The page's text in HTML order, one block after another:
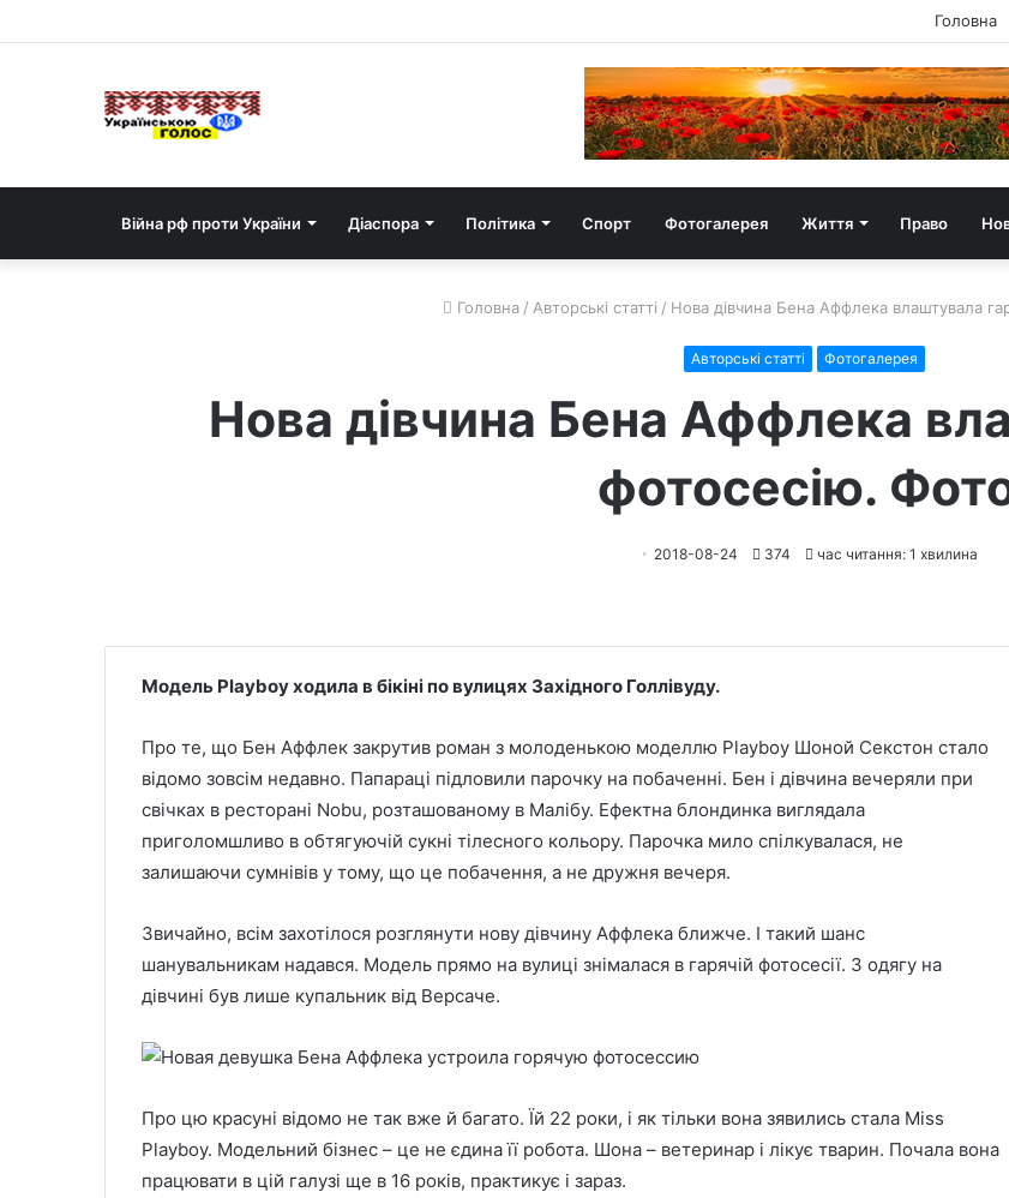
Головна
Війна рф проти України Діаспора Політика Спорт Фотогалерея Життя Право
Головна / Авторські статті / Нова дівчина Бена Аффлека влаштувала
Авторські статті Фотогалерея
Нова дівчина Бена Аффлека
фотосесію.
2018-08-24 374 час читання: 1 хвилина
Модель Playboy ходила в бікіні по вулицях Західного Голлівуду.
Про те, що Бен Аффлек закрутив роман з молоденькою моделлю Playboy Шоной Секстон стало
відомо зовсім недавно. Папараці підловили парочку на побаченні. Бен і дівчина вечеряли при
свічках в ресторані Nobu, розташованому в Малібу. Ефектна блондинка виглядала
приголомшливо в обтягуючій сукні тілесного кольору. Парочка мило спілкувалася, не
залишаючи сумнівів у тому, що це побачення, а не дружня вечеря.
Звичайно, всім захотілося розглянути нову дівчину Аффлека ближче. І такий шанс
шанувальникам надався. Модель прямо на вулиці знімалася в гарячій фотосесії. З одягу на
дівчині був лише купальник від Версаче.
Про цю красуні відомо не так вже й багато. Їй 22 роки, і як тільки вона зявились стала Miss
Playboy. Модельний бізнес – це не єдина її робота. Шона – ветеринар і лікує тварин. Почала вона
працювати в цій галузі ще в 16 років, практикує і зараз.